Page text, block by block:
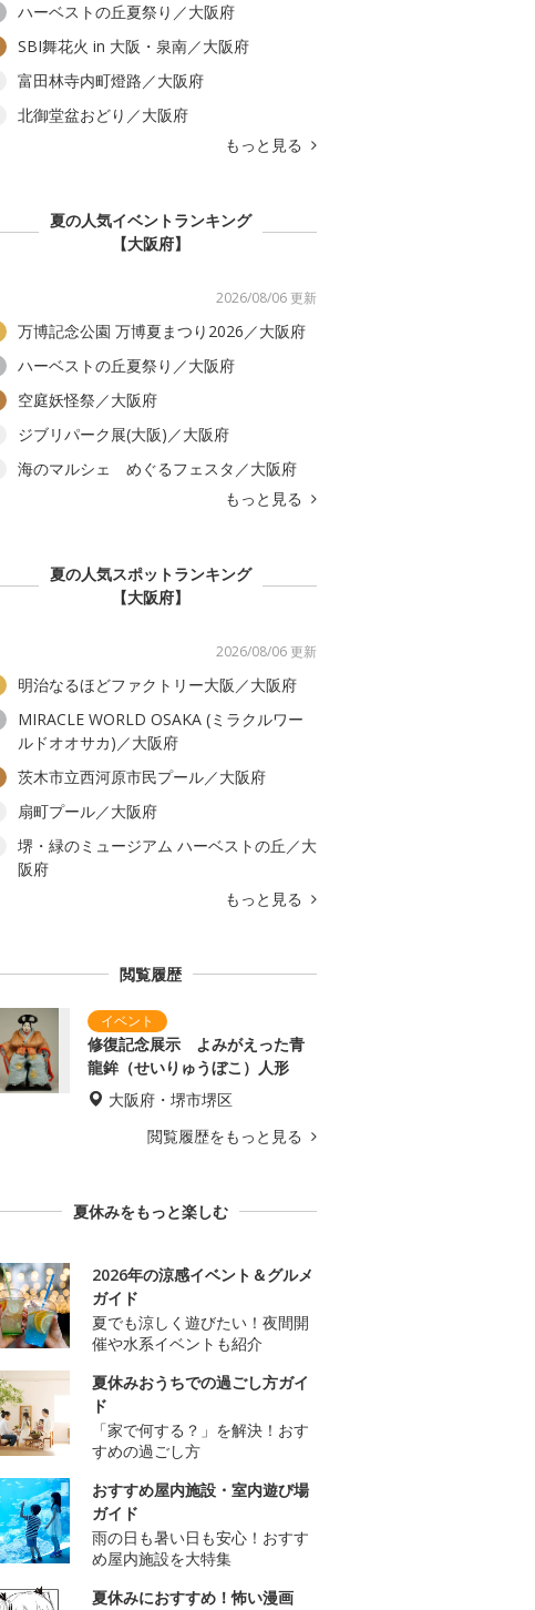
ハーベストの丘夏祭り／大阪府
SBI舞花火 in 大阪・泉南／大阪府
富田林寺内町燈路／大阪府
北御堂盆おどり／大阪府
もっと見る
夏の人気イベントランキング
【大阪府】
2026/08/06 更新
万博記念公園 万博夏まつり2026／大阪府
ハーベストの丘夏祭り／大阪府
空庭妖怪祭／大阪府
ジブリパーク展(大阪)／大阪府
海のマルシェ めぐるフェスタ／大阪府
もっと見る
夏の人気スポットランキング
【大阪府】
2026/08/06 更新
明治なるほどファクトリー大阪／大阪府
MIRACLE WORLD OSAKA (ミラクルワー
ルドオオサカ)／大阪府
茨木市立西河原市民プール／大阪府
扇町プール／大阪府
堺・緑のミュージアム ハーベストの丘／大
阪府
もっと見る
閲覧履歴
修復記念展示 よみがえった青
龍鉾（せいりゅうぼこ）人形
大阪府・堺市堺区
閲覧履歴をもっと見る
夏休みをもっと楽しむ
2026年の涼感イベント＆グルメ
ガイド
夏でも涼しく遊びたい！夜間開
催や水系イベントも紹介
夏休みおうちでの過ごし方ガイ
ド
「家で何する？」を解決！おす
すめの過ごし方
おすすめ屋内施設・室内遊び場
ガイド
雨の日も暑い日も安心！おすす
め屋内施設を大特集
夏休みにおすすめ！怖い漫画